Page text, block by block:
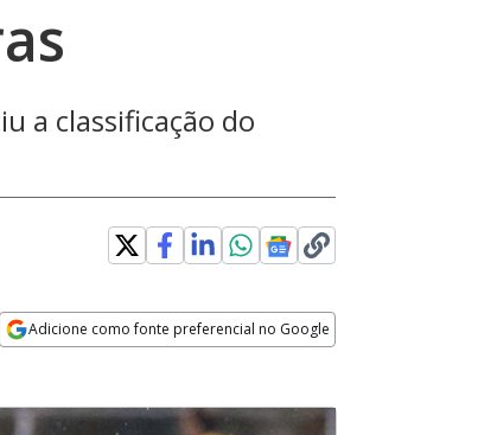
a classificação do
Adicione como fonte preferencial no Google